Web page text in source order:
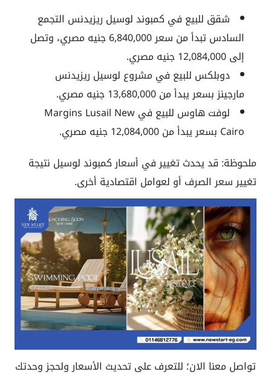
شقق للبيع في كمبوند لوسيل ريزيدنس التجمع
السادس تبدأ من سعر 6,840,000 جنيه مصري، وتصل
إلى 12,084,000 جنيه مصري.
دوبلكس للبيع في مشروع لوسيل ريزيدنس
مارجينز بسعر يبدأ من 13,680,000 جنيه مصري.
لوفت هاوس للبيع في Margins Lusail New
Cairo بسعر يبدأ من 12,084,000 جنيه مصري.
ملحوظة: قد يحدث تغيير في أسعار كمبوند لوسيل نتيجة
تغيير سعر الصرف أو لعوامل اقتصادية أخرى.
تواصل معنا الان؛ للتعرف على تحديث الأسعار ولحجز وحدتك